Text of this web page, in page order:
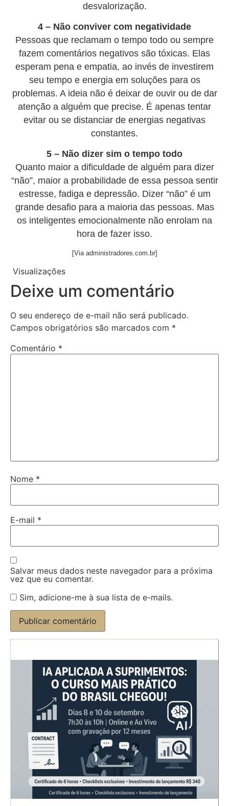
desvalorização.
4 – Não conviver com negatividade
Pessoas que reclamam o tempo todo ou sempre
fazem comentários negativos são tóxicas. Elas
esperam pena e empatia, ao invés de investirem
seu tempo e energia em soluções para os
problemas. A ideia não é deixar de ouvir ou de dar
atenção a alguém que precise. É apenas tentar
evitar ou se distanciar de energias negativas
constantes.
5 – Não dizer sim o tempo todo
Quanto maior a dificuldade de alguém para dizer
“não”, maior a probabilidade de essa pessoa sentir
estresse, fadiga e depressão. Dizer “não” é um
grande desafio para a maioria das pessoas. Mas
os inteligentes emocionalmente não enrolam na
hora de fazer isso.
[Via administradores.com.br]
Visualizações
Deixe um comentário
O seu endereço de e-mail não será publicado.
Campos obrigatórios são marcados com *
Comentário *
Nome *
E-mail *
Salvar meus dados neste navegador para a próxima
vez que eu comentar.
Sim, adicione-me à sua lista de e-mails.